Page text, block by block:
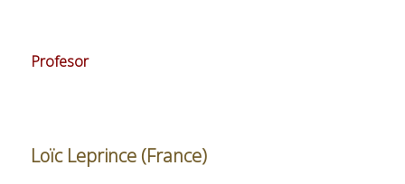
Profesor
Loïc Leprince (France)